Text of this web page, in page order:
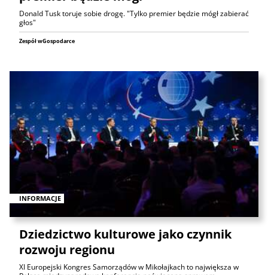
Donald Tusk toruje sobie drogę. "Tylko premier będzie mógł zabierać
głos"
Zespół wGospodarce
INFORMACJE
Dziedzictwo kulturowe jako czynnik
rozwoju regionu
XI Europejski Kongres Samorządów w Mikołajkach to największa w